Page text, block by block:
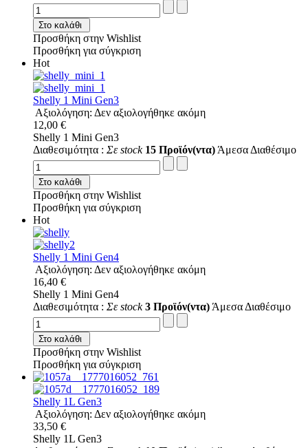
Στο καλάθι
Προσθήκη στην Wishlist
Προσθήκη για σύγκριση
Hot
Shelly 1 Mini Gen3
Αξιολόγηση: Δεν αξιολογήθηκε ακόμη
12,00 €
Shelly 1 Mini Gen3
Διαθεσιμότητα : Σε stock 15 Προϊόν(ντα) Άμεσα Διαθέσιμο
Στο καλάθι
Προσθήκη στην Wishlist
Προσθήκη για σύγκριση
Hot
Shelly 1 Mini Gen4
Αξιολόγηση: Δεν αξιολογήθηκε ακόμη
16,40 €
Shelly 1 Mini Gen4
Διαθεσιμότητα : Σε stock 3 Προϊόν(ντα) Άμεσα Διαθέσιμο
Στο καλάθι
Προσθήκη στην Wishlist
Προσθήκη για σύγκριση
Shelly 1L Gen3
Αξιολόγηση: Δεν αξιολογήθηκε ακόμη
33,50 €
Shelly 1L Gen3